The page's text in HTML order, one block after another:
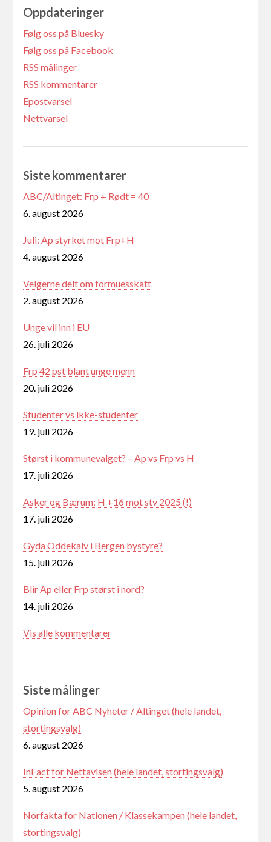
Oppdateringer
Følg oss på Bluesky
Følg oss på Facebook
RSS målinger
RSS kommentarer
Epostvarsel
Nettvarsel
Siste kommentarer
ABC/Altinget: Frp + Rødt = 40
6. august 2026
Juli: Ap styrket mot Frp+H
4. august 2026
Velgerne delt om formuesskatt
2. august 2026
Unge vil inn i EU
26. juli 2026
Frp 42 pst blant unge menn
20. juli 2026
Studenter vs ikke-studenter
19. juli 2026
Størst i kommunevalget? – Ap vs Frp vs H
17. juli 2026
Asker og Bærum: H +16 mot stv 2025 (!)
17. juli 2026
Gyda Oddekalv i Bergen bystyre?
15. juli 2026
Blir Ap eller Frp størst i nord?
14. juli 2026
Vis alle kommentarer
Siste målinger
Opinion for ABC Nyheter / Altinget (hele landet,
stortingsvalg)
6. august 2026
InFact for Nettavisen (hele landet, stortingsvalg)
5. august 2026
Norfakta for Nationen / Klassekampen (hele landet,
stortingsvalg)